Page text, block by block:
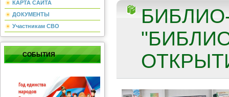
КАРТА САЙТА
ДОКУМЕНТЫ
Участникам СВО
СОБЫТИЯ